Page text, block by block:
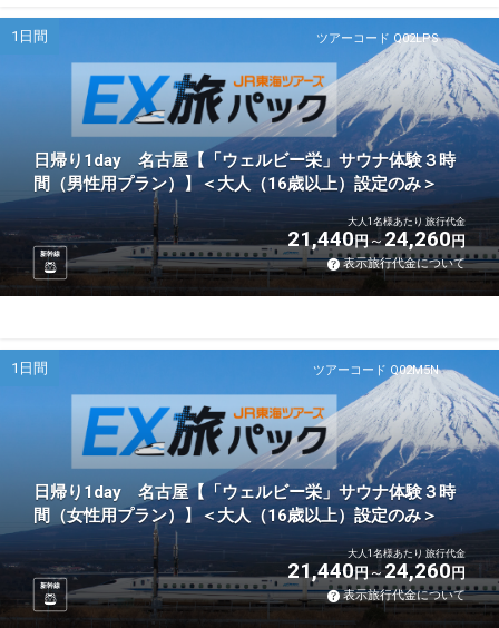
ツアーコード Q02LPS
1日間
日帰り1day 名古屋【「ウェルビー栄」サウナ体験３時
間（男性用プラン）】＜大人（16歳以上）設定のみ＞
新幹線
大人1名様あたり 旅行代金
21,440円 24,260円
表示旅行代金について
ツアーコード Q02M5N
1日間
日帰り1day 名古屋【「ウェルビー栄」サウナ体験３時
間（女性用プラン）】＜大人（16歳以上）設定のみ＞
新幹線
大人1名様あたり 旅行代金
21,440円 24,260円
表示旅行代金について